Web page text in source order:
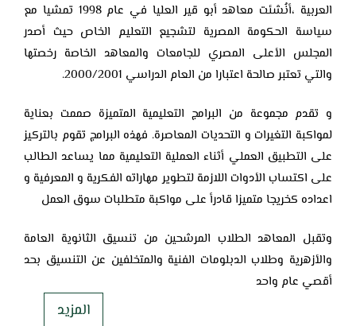
العربية ،أنُشئت معاهد ‏أبو قير العليا في عام 1998 تمشيا مع
سياسة الحكومة المصرية لتشجيع التعليم الخاص ‏حيث أصدر
المجلس الأعلى المصري للجامعات والمعاهد الخاصة رخصتها
والتي ‏تعتبر صالحة اعتبارا من العام الدراسي 2000/2001.‏
و تقدم مجموعة من البرامج التعليمية المتميزة صممت بعناية
لمواكبة التغيرات و ‏التحديات المعاصرة. فهذه البرامج تقوم بالتركيز
على التطبيق العملي أثناء العملية ‏التعليمية مما يساعد الطالب
على اكتساب الأدوات اللازمة لتطوير مهاراته الفكرية و ‏المعرفية و
اعداده كخريجا متميزا قادرأ على مواكبة متطلبات سوق العمل
وتقبل المعاهد الطلاب المرشحين من تنسيق الثانوية العامة
والأزهرية وطلاب ‏الدبلومات الفنية والمتخلفين عن التنسيق بحد
أقصي عام واحد
المزيد